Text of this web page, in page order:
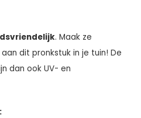
. Maak ze
dit pronkstuk in je tuin! De
dan ook UV- en